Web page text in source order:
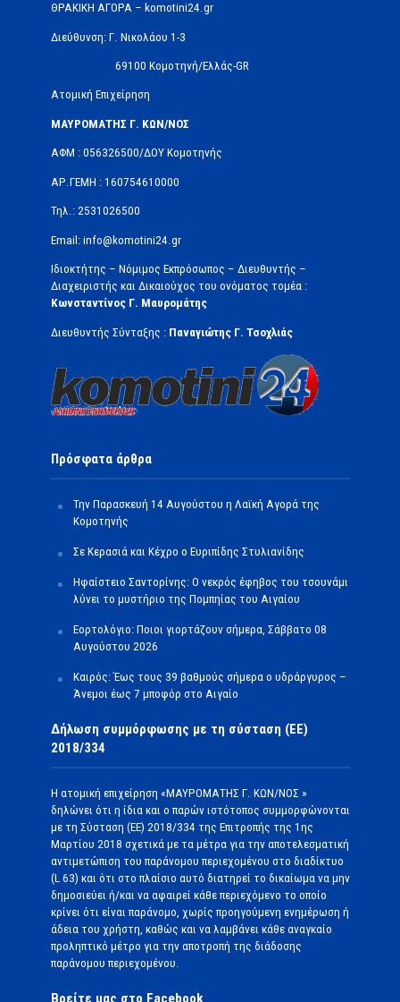
ΘΡΑΚΙΚΗ ΑΓΟΡΑ – komotini24.gr
Διεύθυνση: Γ. Νικολάου 1-3
69100 Κομοτηνή/Ελλάς-GR
Ατομική Επιχείρηση
ΜΑΥΡΟΜΑΤΗΣ Γ. ΚΩΝ/ΝΟΣ
ΑΦΜ : 056326500/ΔOΥ Κομοτηνής
ΑΡ.ΓΕΜΗ : 160754610000
Τηλ.: 2531026500
Email: info@komotini24.gr
Ιδιοκτήτης – Νόμιμος Εκπρόσωπος – Διευθυντής –
Διαχειριστής και Δικαιούχος του ονόματος τομέα :
Κωνσταντίνος Γ. Μαυρομάτης
Διευθυντής Σύνταξης : Παναγιώτης Γ. Τσοχλιάς
Πρόσφατα άρθρα
Την Παρασκευή 14 Αυγούστου η Λαϊκή Αγορά της
Κομοτηνής
Σε Κερασιά και Κέχρο ο Ευριπίδης Στυλιανίδης
Ηφαίστειο Σαντορίνης: Ο νεκρός έφηβος του τσουνάμι
λύνει το μυστήριο της Πομπηίας του Αιγαίου
Εορτολόγιο: Ποιοι γιορτάζουν σήμερα, Σάββατο 08
Αυγούστου 2026
Καιρός: Έως τους 39 βαθμούς σήμερα ο υδράργυρος –
Άνεμοι έως 7 μποφόρ στο Αιγαίο
Δήλωση συμμόρφωσης με τη σύσταση (ΕΕ)
2018/334
Η ατομική επιχείρηση «ΜΑΥΡΟΜΑΤΗΣ Γ. ΚΩΝ/ΝΟΣ »
δηλώνει ότι η ίδια και ο παρών ιστότοπος συμμορφώνονται
με τη Σύσταση (ΕΕ) 2018/334 της Επιτροπής της 1ης
Μαρτίου 2018 σχετικά με τα μέτρα για την αποτελεσματική
αντιμετώπιση του παράνομου περιεχομένου στο διαδίκτυο
(L 63) και ότι στο πλαίσιο αυτό διατηρεί το δικαίωμα να μην
δημοσιεύει ή/και να αφαιρεί κάθε περιεχόμενο το οποίο
κρίνει ότι είναι παράνομο, χωρίς προηγούμενη ενημέρωση ή
άδεια του χρήστη, καθώς και να λαμβάνει κάθε αναγκαίο
προληπτικό μέτρο για την αποτροπή της διάδοσης
παράνομου περιεχομένου.
Βρείτε μας στο Facebook